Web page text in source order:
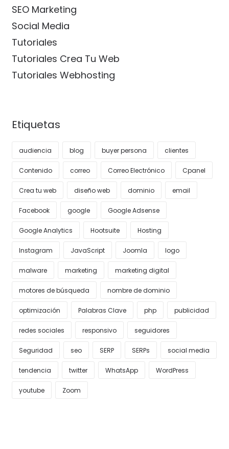
SEO Marketing
Social Media
Tutoriales
Tutoriales Crea Tu Web
Tutoriales Webhosting
Etiquetas
audiencia blog buyer persona clientes
Contenido correo Correo Electrónico Cpanel
Crea tu web diseño web dominio email
Facebook google Google Adsense
Google Analytics Hootsuite Hosting
Instagram JavaScript Joomla logo
malware marketing marketing digital
motores de búsqueda nombre de dominio
optimización Palabras Clave php publicidad
redes sociales responsivo seguidores
Seguridad seo SERP SERPs social media
tendencia twitter WhatsApp WordPress
youtube Zoom